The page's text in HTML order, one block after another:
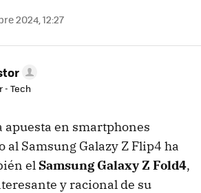
2024, 12:27
- Tech
apuesta en smartphones
al Samsung Galazy Z Flip4 ha
el Samsung Galaxy Z Fold4,
y racional de su